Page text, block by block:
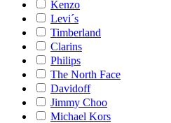
Kenzo
Levi´s
Timberland
Clarins
Philips
The North Face
Davidoff
Jimmy Choo
Michael Kors